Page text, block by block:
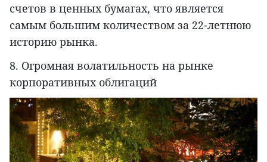
счетов в ценных бумагах, что является
самым большим количеством за 22-летнюю
историю рынка.
8. Огромная волатильность на рынке
корпоративных облигаций